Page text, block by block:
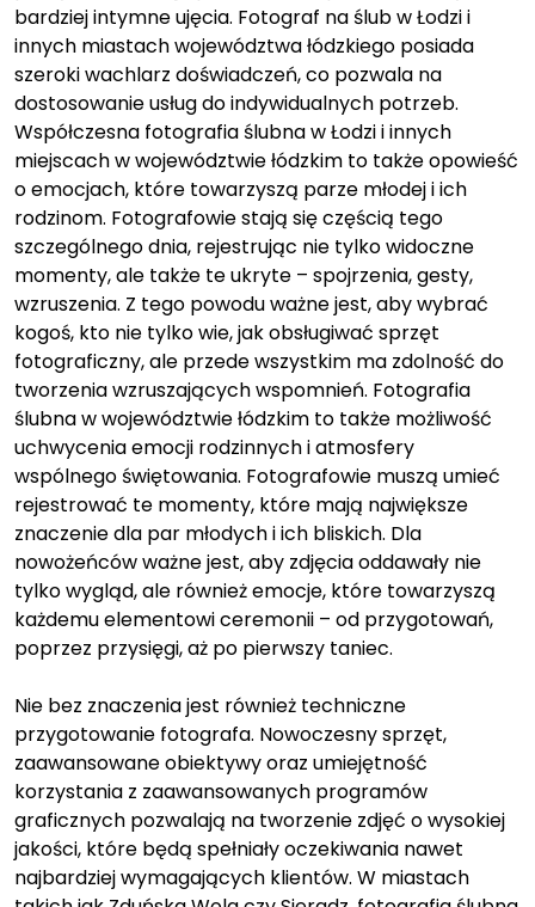
bardziej intymne ujęcia. Fotograf na ślub w Łodzi i
innych miastach województwa łódzkiego posiada
szeroki wachlarz doświadczeń, co pozwala na
dostosowanie usług do indywidualnych potrzeb.
Współczesna fotografia ślubna w Łodzi i innych
miejscach w województwie łódzkim to także opowieść
o emocjach, które towarzyszą parze młodej i ich
rodzinom. Fotografowie stają się częścią tego
szczególnego dnia, rejestrując nie tylko widoczne
momenty, ale także te ukryte – spojrzenia, gesty,
wzruszenia. Z tego powodu ważne jest, aby wybrać
kogoś, kto nie tylko wie, jak obsługiwać sprzęt
fotograficzny, ale przede wszystkim ma zdolność do
tworzenia wzruszających wspomnień. Fotografia
ślubna w województwie łódzkim to także możliwość
uchwycenia emocji rodzinnych i atmosfery
wspólnego świętowania. Fotografowie muszą umieć
rejestrować te momenty, które mają największe
znaczenie dla par młodych i ich bliskich. Dla
nowożeńców ważne jest, aby zdjęcia oddawały nie
tylko wygląd, ale również emocje, które towarzyszą
każdemu elementowi ceremonii – od przygotowań,
poprzez przysięgi, aż po pierwszy taniec.
Nie bez znaczenia jest również techniczne
przygotowanie fotografa. Nowoczesny sprzęt,
zaawansowane obiektywy oraz umiejętność
korzystania z zaawansowanych programów
graficznych pozwalają na tworzenie zdjęć o wysokiej
jakości, które będą spełniały oczekiwania nawet
najbardziej wymagających klientów. W miastach